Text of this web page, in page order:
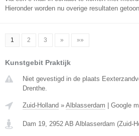
Hieronder worden nu overige resultaten
1 2 3 » »»
Kunstgebit Praktijk
Niet gevestigd in de plaats
Drenthe.
Zuid-Holland » Alblasserdam Google
Dam 19, 2952 AB Alblasserdam (Zuid-